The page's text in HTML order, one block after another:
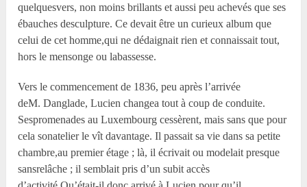
quelquesvers, non moins brillants et aussi peu achevés que ses
ébauches desculpture. Ce devait être un curieux album que
celui de cet homme,qui ne dédaignait rien et connaissait tout,
hors le mensonge ou labassesse.
Vers le commencement de 1836, peu après l’arrivée
deM. Danglade, Lucien changea tout à coup de conduite.
Sespromenades au Luxembourg cessèrent, mais sans que pour
cela sonatelier le vît davantage. Il passait sa vie dans sa petite
chambre,au premier étage ; là, il écrivait ou modelait presque
sansrelâche ; il semblait pris d’un subit accès